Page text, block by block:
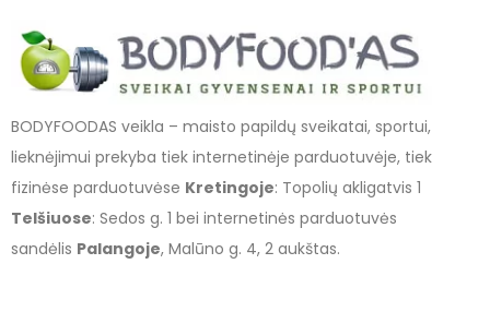
BODYFOODAS veikla – maisto papildų sveikatai, sportui,
lieknėjimui prekyba tiek internetinėje parduotuvėje, tiek
fizinėse parduotuvėse Kretingoje: Topolių akligatvis 1
Telšiuose: Sedos g. 1 bei internetinės parduotuvės
sandėlis Palangoje, Malūno g. 4, 2 aukštas.